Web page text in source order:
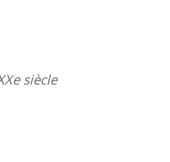
siècle